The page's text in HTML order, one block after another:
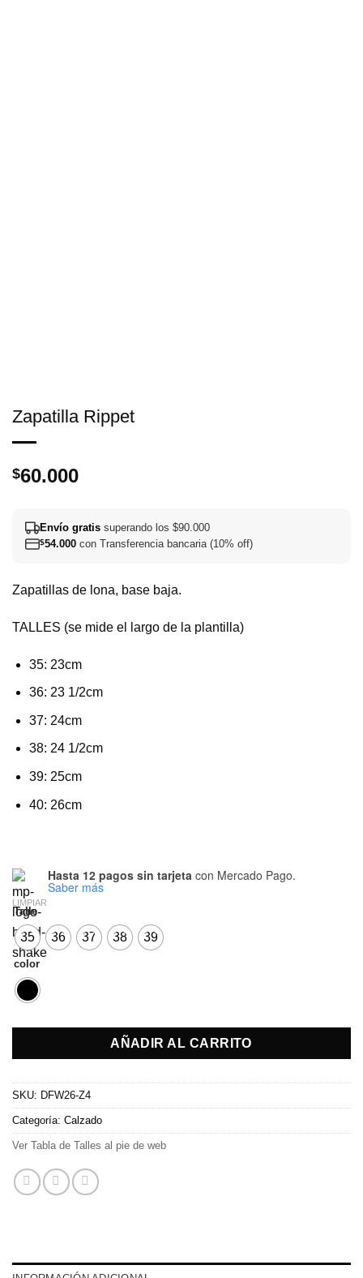
Zapatilla Rippet
$60.000
Envío gratis superando los $90.000
$54.000 con Transferencia bancaria (10% off)
Zapatillas de lona, base baja.
TALLES (se mide el largo de la plantilla)
35: 23cm
36: 23 1/2cm
37: 24cm
38: 24 1/2cm
39: 25cm
40: 26cm
Hasta 12 pagos sin tarjeta con Mercado Pago.
Saber más
Talle
35 36 37 38 39
color
LIMPIAR
AÑADIR AL CARRITO
SKU: DFW26-Z4
Categoría: Calzado
Ver Tabla de Talles al pie de web